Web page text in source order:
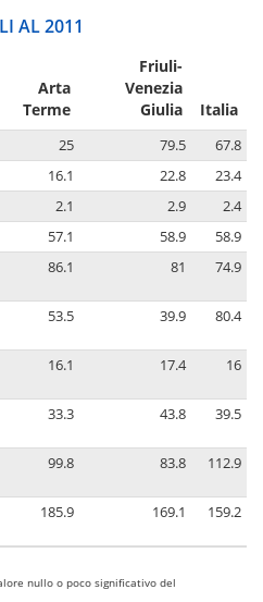
AL 2011
Arta
Terme
Friuli-
Venezia
Giulia
Italia
25 79.5
67.8
16.1 22.8
23.4
2.1 2.9
2.4
57.1 58.9
58.9
86.1 81 74.9
53.5 39.9 80.4
16.1 17.4 16
33.3 43.8 39.5
99.8 83.8 112.9
185.9 169.1 159.2
nullo o poco significativo del